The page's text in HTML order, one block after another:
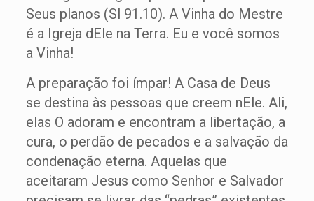
Seus planos (Sl 91.10). A Vinha do Mestre
é a Igreja dEle na Terra. Eu e você somos
a Vinha!
A preparação foi ímpar! A Casa de Deus
se destina às pessoas que creem nEle. Ali,
elas O adoram e encontram a libertação, a
cura, o perdão de pecados e a salvação da
condenação eterna. Aquelas que
aceitaram Jesus como Senhor e Salvador